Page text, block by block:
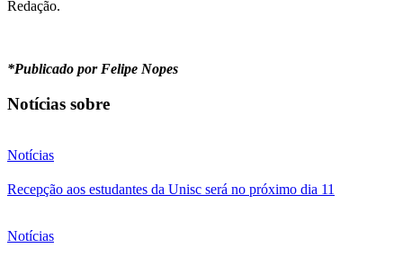
Redação.
*Publicado por Felipe Nopes
Notícias sobre
Notícias
Recepção aos estudantes da Unisc será no próximo dia 11
Notícias